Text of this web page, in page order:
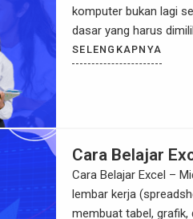
komputer bukan lagi
dasar yang harus
Sekolah Menengah
Lembaga Revolusi
SELENGKAPNYA
Cara Belajar
Cara Belajar Excel –
lembar kerja
membuat tabel,